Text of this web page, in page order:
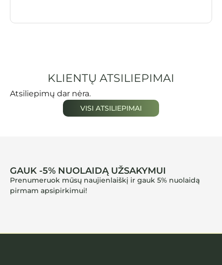
KLIENTŲ ATSILIEPIMAI
Atsiliepimų dar nėra.
VISI ATSILIEPIMAI
GAUK -5% NUOLAIDĄ UŽSAKYMUI
Prenumeruok mūsų naujienlaiškį ir gauk 5% nuolaidą
pirmam apsipirkimui!